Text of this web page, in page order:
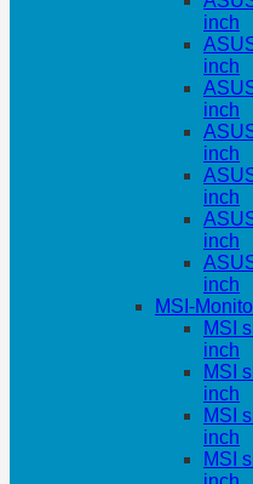
inch
inch
inch
inch
inch
inch
inch
MSI-
MSI
inch
MSI
inch
MSI
inch
MSI